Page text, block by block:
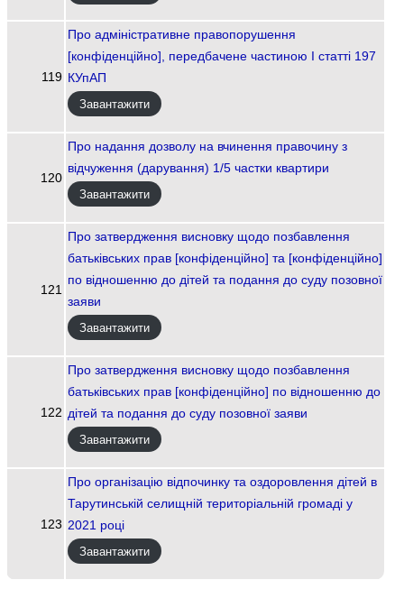
119
Про адміністративне правопорушення
[конфіденційно], передбачене частиною І статті 197
КУпАП
Завантажити
120
Про надання дозволу на вчинення правочину з
відчуження (дарування) 1/5 частки квартири
Завантажити
121
Про затвердження висновку щодо позбавлення
батьківських прав [конфіденційно] та [конфіденційно]
по відношенню до дітей та подання до суду позовної
заяви
Завантажити
122
Про затвердження висновку щодо позбавлення
батьківських прав [конфіденційно] по відношенню до
дітей та подання до суду позовної заяви
Завантажити
123
Про організацію відпочинку та оздоровлення дітей в
Тарутинській селищній територіальній громаді у
2021 році
Завантажити